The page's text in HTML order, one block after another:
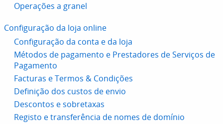
Operações a granel
Configuração da loja online
Configuração da conta e da loja
Métodos de pagamento e Prestadores de Serviços de
Pagamento
Facturas e Termos & Condições
Definição dos custos de envio
Descontos e sobretaxas
Registo e transferência de nomes de domínio